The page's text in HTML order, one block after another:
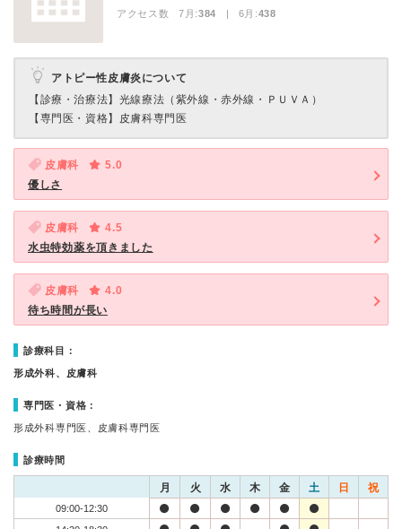
アクセス数 7月:384 | 6月:438
アトピー性皮膚炎について
【診療・治療法】 光線療法（紫外線・赤外線・ＰＵＶＡ）
【専門医・資格】 皮膚科専門医
皮膚科
5.0
優しさ
皮膚科
4.5
水虫特効薬を頂きました
皮膚科
4.0
待ち時間が長い
診療科目：
形成外科、皮膚科
専門医・資格：
形成外科専門医、皮膚科専門医
診療時間
月 火 水 木 金 土 日 祝
09:00-12:30